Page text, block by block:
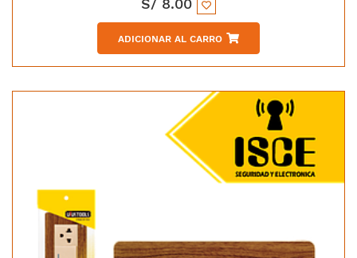
S/ 8.00
ADICIONAR AL CARRO